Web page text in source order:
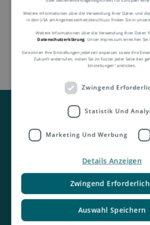
Kontakt
Weitere Informationen über die Verwendung Ihrer Daten und
in den USA am Angemessenheitsbeschluss finden Sie in
Weitere Informationen über die Verwendung Ihrer Daten
Datenschutzerklärung . Unser Impressum erreichen
Sie können Ihre Einstellungen jederzeit anpassen sowie Ihre
Zukunft widerrufen, indem Sie im Footer jeder Seite den
Einstellungen" anklicken.
Zwingend
Statistik Und
Marketing Und Werbung
Auswahl Speichern
Zwingend
Details Anzeigen